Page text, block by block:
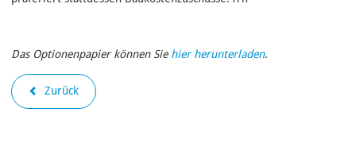
Das Optionenpapier können Sie hier herunterladen.
Zurück